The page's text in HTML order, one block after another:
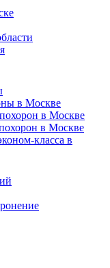
в Москве
в Москве
в Москве
класса в